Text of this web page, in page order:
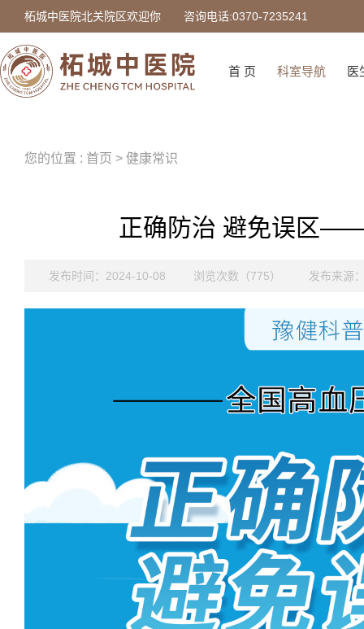
柘城中医院北关院区欢迎你 咨询电话:0370-7235241
首 页 科室导航 医
您的位置 : 首页 > 健康常识
正确防治 避免误区
发布时间：2024-10-08 浏览次数（775） 发布来源